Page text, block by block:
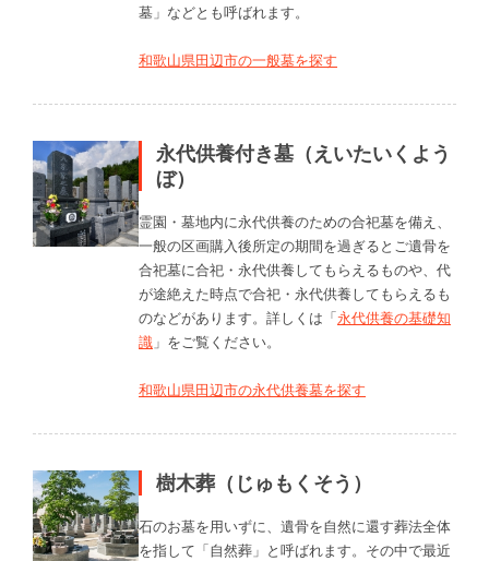
墓」などとも呼ばれます。
和歌山県田辺市の一般墓を探す
永代供養付き墓（えいたいくよう
ぼ）
霊園・墓地内に永代供養のための合祀墓を備え、
一般の区画購入後所定の期間を過ぎるとご遺骨を
合祀墓に合祀・永代供養してもらえるものや、代
が途絶えた時点で合祀・永代供養してもらえるも
のなどがあります。詳しくは「永代供養の基礎知
識 」をご覧ください。
和歌山県田辺市の永代供養墓を探す
樹木葬（じゅもくそう）
石のお墓を用いずに、遺骨を自然に還す葬法全体
を指して「自然葬」と呼ばれます。その中で最近